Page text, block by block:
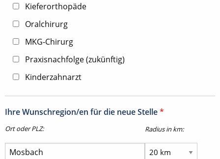
Kieferorthopäde
Oralchirurg
MKG-Chirurg
Praxisnachfolge (zukünftig)
Kinderzahnarzt
Ihre Wunschregion/en für die neue Stelle*
Ort oder PLZ: Radius in km: